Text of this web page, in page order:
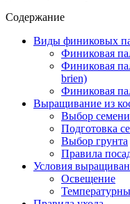
Содержание
Виды финиковых
Финиковая
Финиковая
brien)
Финиковая
Выращивание из
Выбор
Подготовка
Выбор грунта
Правила
Условия
Освещение